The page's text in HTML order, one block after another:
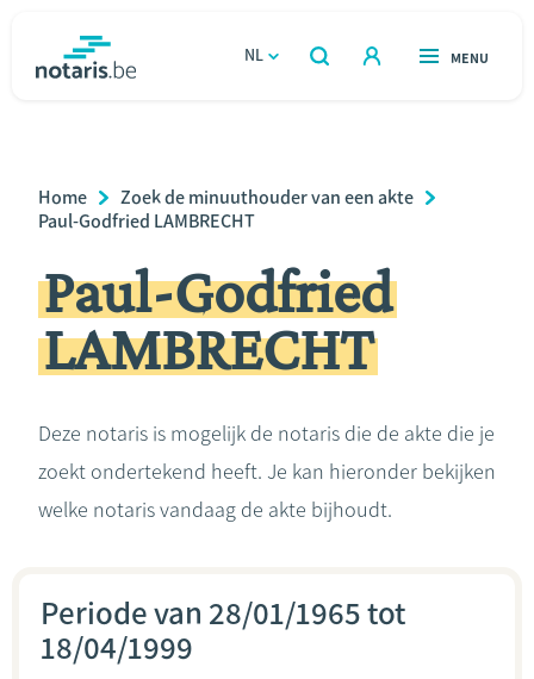
gaan
NL
OPEN
ZOEKEN
OPEN
MENU
Relatie & samenleven
Erven & schenken
Ondernemen
Rekenmodules
Breadcrumb
Home
Zoek de minuuthouder van een akte
Paul-Godfried LAMBRECHT
Paul-Godfried
LAMBRECHT
Deze notaris is mogelijk de notaris die de akte die je
zoekt ondertekend heeft. Je kan hieronder bekijken
welke notaris vandaag de akte bijhoudt.
Periode van 28/01/1965 tot
18/04/1999